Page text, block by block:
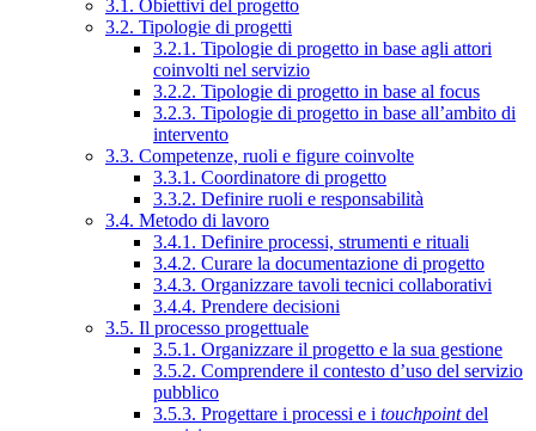
3.1. Obiettivi del progetto
3.2. Tipologie di progetti
3.2.1. Tipologie di progetto in base agli attori
coinvolti nel servizio
3.2.2. Tipologie di progetto in base al focus
3.2.3. Tipologie di progetto in base all’ambito di
intervento
3.3. Competenze, ruoli e figure coinvolte
3.3.1. Coordinatore di progetto
3.3.2. Definire ruoli e responsabilità
3.4. Metodo di lavoro
3.4.1. Definire processi, strumenti e rituali
3.4.2. Curare la documentazione di progetto
3.4.3. Organizzare tavoli tecnici collaborativi
3.4.4. Prendere decisioni
3.5. Il processo progettuale
3.5.1. Organizzare il progetto e la sua gestione
3.5.2. Comprendere il contesto d’uso del servizio
pubblico
3.5.3. Progettare i processi e i touchpointdel